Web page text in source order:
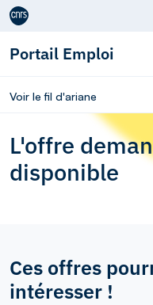
Aller au contenu
Portail Emploi
Voir le fil d'ariane
L'offre
disponible
Ces offres
intéresser !